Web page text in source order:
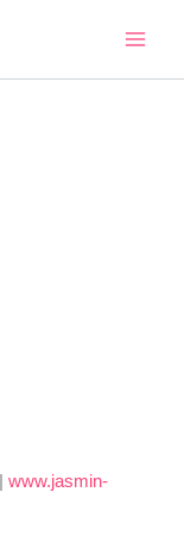
www.jasmin-